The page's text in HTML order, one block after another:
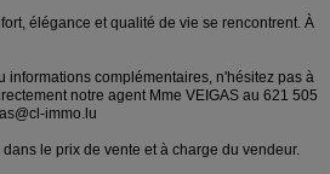
élégance et qualité de vie se rencontrent. À
informations complémentaires, n'hésitez pas à
notre agent Mme VEIGAS au 621 505
immo.lu
le prix de vente et à charge du vendeur.